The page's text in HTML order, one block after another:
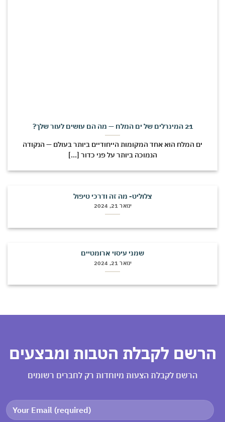
ים המלח הוא אחד המקומות הייחודיים ביותר בעולם — הנקודה
הנמוכה ביותר על פני כדור [...]
צלוליט- מה זה ודרכי טיפול
שמני עיסוי ארומטיים
לקבלת הטבות ומבצעים
הרשם לקבלת הצעות מיוחדות רק לחברים רשומים